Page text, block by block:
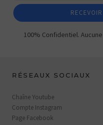
100% Confidentiel.
RÉSEAUX SOCIAUX
Chaîne Youtube
Compte Instagram
Page Facebook